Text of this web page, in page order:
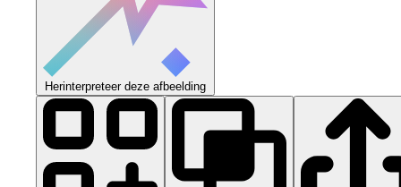
Herinterpreteer deze afbeelding